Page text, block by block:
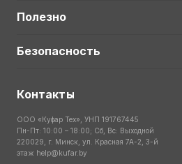
Полезно
Безопасность
Контакты
ООО «Куфар Тех», УНП 191767445
Пн-Пт: 10:00 – 18:00; Сб, Вс: Выходной
220029, г. Минск, ул. Красная 7А-2, 3-й
этаж help@kufar.by